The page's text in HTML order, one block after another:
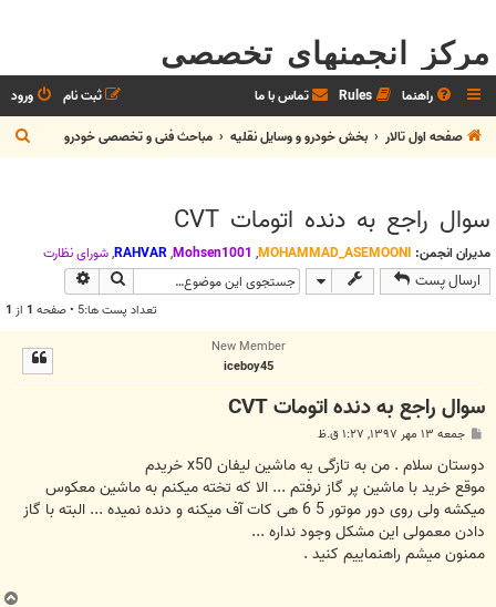
مرکز انجمنهای تخصصی
راهنما Rules تماس با ما ورود
ثبت نام
صفحه اول تالار
بخش خودرو و وسايل نقليه مباحث فنی و تخصصی خودرو
س
سوال راجع به دنده اتومات CVT
مدیران انجمن: MOHAMMAD_ASEMOONI
,
Mohsen1001
,
RAHVAR
,شوراي نظارت
ارسال پست جستجو
تعداد پست ها:5 • صفحه 1 از 1
New Member
iceboy45
سوال راجع به دنده اتومات CVT
ت
جمعه ۱۳ مهر ۱۳۹۷, ۱:۲۷ ق.ظ
دوستان سلام . من به تازگی یه ماشین لیفان x50 خریدم
موقع خرید با ماشین پر گاز نرفتم ... الا که تخته میکنم به ماشین معکوس
میکشه ولی روی دور موتور 5 6 هی کات آف میکنه و دنده نمیده ... البته با گاز
دادن معمولی این مشکل وجود نداره ...
ممنون میشم راهنماییم کنید .